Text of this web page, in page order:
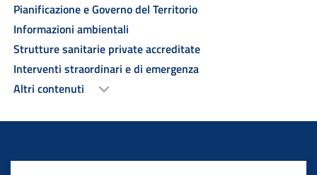
Pianificazione e Governo del Territorio
Informazioni ambientali
Strutture sanitarie private accreditate
Interventi straordinari e di emergenza
Altri contenuti